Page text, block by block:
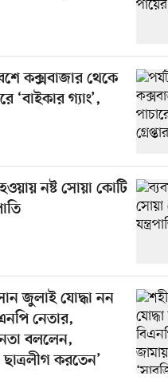
কক্সবাজার থেকে
‘বাইকার গ্যাং’,
নষ্ট সোয়া কোটি
জুলাই যোদ্ধা নন
নেতার,
বললেন,
করতেন’